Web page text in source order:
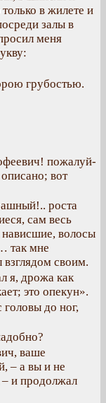
в жилете и
залы в
меня
грубостью.
пожалуй-
вот
роста
сам весь
волосы
так мне
взглядом своим.
я, дрожа как
это опекун».
до ног,
ваше
– а вы и не
– и продолжал